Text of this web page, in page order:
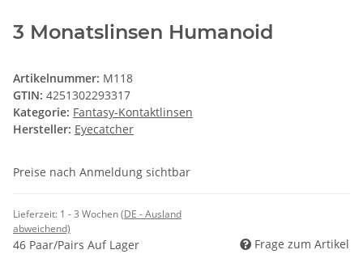
3 Monatslinsen Humanoid
Artikelnummer: M118
GTIN: 4251302293317
Kategorie: Fantasy-Kontaktlinsen
Hersteller: Eyecatcher
Preise nach Anmeldung sichtbar
Lieferzeit: 1 - 3 Wochen(DE - Ausland
abweichend)
46 Paar/Pairs Auf Lager Frage zum Artikel